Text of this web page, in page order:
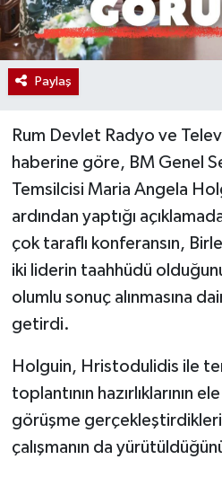
Paylaş
Rum Devlet Radyo ve
haberine göre, BM Genel
Temsilcisi Maria Angela
ardından yaptığı
çok taraflı konferansın,
iki liderin taahhüdü
olumlu sonuç alınmasına
getirdi.
Holguin, Hristodulidis ile
toplantının hazırlıklarının
görüşme
çalışmanın da